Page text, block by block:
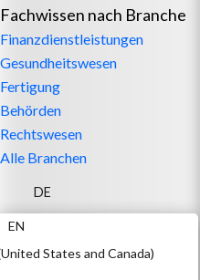
Fachwissen nach Branche
Finanzdienstleistungen
Gesundheitswesen
Fertigung
Behörden
Rechtswesen
Alle Branchen
DE
EN
United States and Canada)